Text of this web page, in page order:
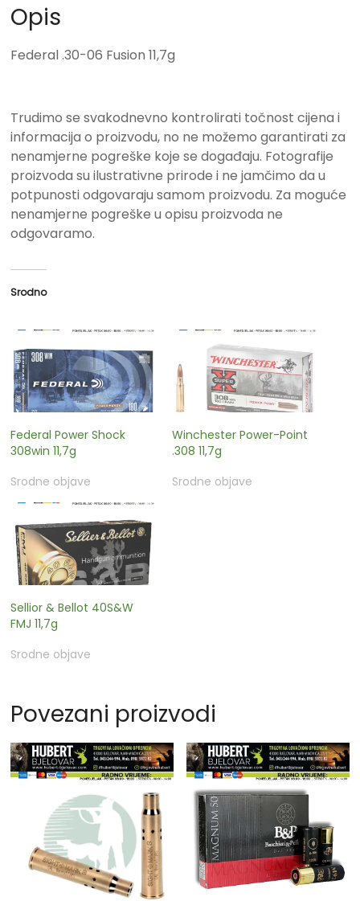
Opis
Federal .30-06 Fusion 11,7g
Trudimo se svakodnevno kontrolirati točnost cijena i
informacija o proizvodu, no ne možemo garantirati za
nenamjerne pogreške koje se događaju. Fotografije
proizvoda su ilustrativne prirode i ne jamčimo da u
potpunosti odgovaraju samom proizvodu. Za moguće
nenamjerne pogreške u opisu proizvoda ne
odgovaramo.
Srodno
Federal Power Shock
308win 11,7g
Srodne objave
Winchester Power-Point
.308 11,7g
Srodne objave
Sellior & Bellot 40S&W
FMJ 11,7g
Srodne objave
Povezani proizvodi